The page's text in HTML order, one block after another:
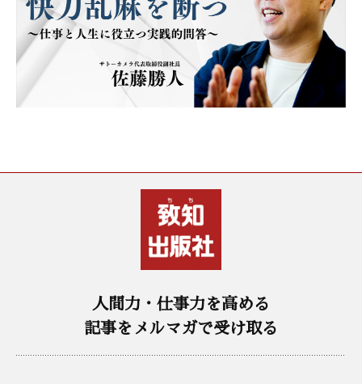
人間力・仕事力を高める
記事をメルマガで受け取る